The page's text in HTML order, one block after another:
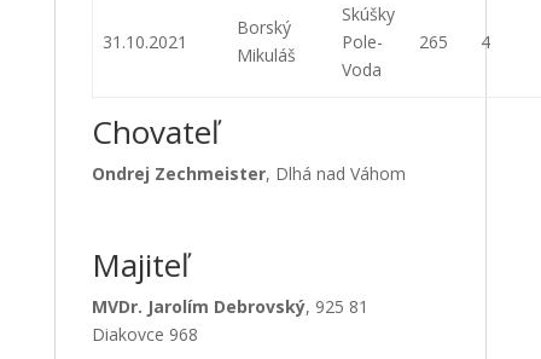
31.10.2021
Borský
Mikuláš
Skúšky
Pole-
Voda
265 4
Chovateľ
Ondrej Zechmeister, Dlhá nad Váhom
Majiteľ
MVDr. Jarolím Debrovský, 925 81
Diakovce 968